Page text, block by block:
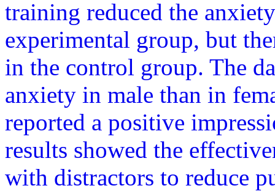
training reduced the
experimental group, but
in the control group. The
anxiety in male than in
reported a positive
results showed the
with distractors to reduce